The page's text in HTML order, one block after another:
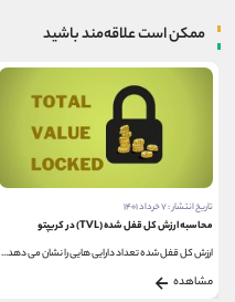
ممکن است علاقه‌مند باشید
تاریخ انتشار : ۷ خرداد ۱۴۰۱
محاسبه ارزش کل قفل شده (TVL) در کریپتو
ارزش کل قفل شده تعداد دارایی هایی را نشان می دهد...
مشاهده